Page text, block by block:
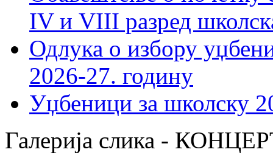
IV и VIII разред
Одлука о избору
2026-27. годину
Уџбеници за школску
Галерија слика -